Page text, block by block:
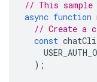
// This sample
async function
// Create a
const
);